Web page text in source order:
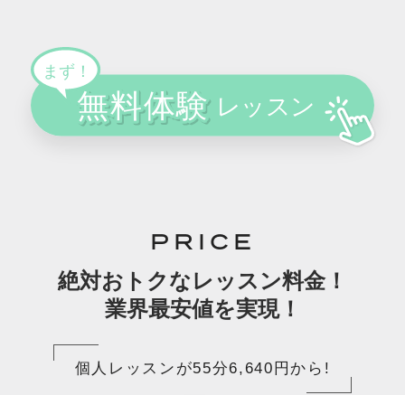
PRICE
絶対おトクなレッスン料金！
業界最安値を実現！
個人レッスンが55分6,640円から!